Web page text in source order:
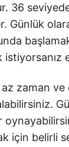
36
Günlük
istiyorsanız
az zaman
için belirli